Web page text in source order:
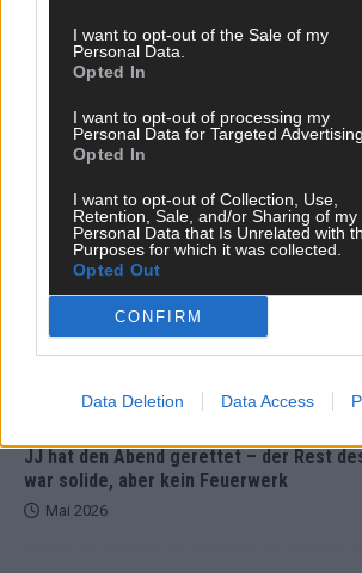
I want to opt-out of the Sale of my
Personal Data.
Opted In
I want to opt-out of processing my
Personal Data for Targeted Advertising.
Opted In
I want to opt-out of Collection, Use,
Retention, Sale, and/or Sharing of my
Personal Data that Is Unrelated with
Purposes for which it was collected.
Opted Out
CONFIRM
Data Deletion Data Access
DARA gewinnt verdient, Israel
Mai 2026
ESC-Finale morgen: Finnland Favorit,
aufgestiegen – alle 25 Acts im Kurzcheck
JJ hat den Abend gerettet – der Rest
war solide, aber kein Feuerwerk
Mai 2026